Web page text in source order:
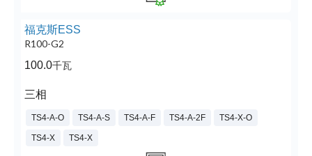
福克斯ESS
R100-G2
100.0千瓦
三相
TS4-A-O TS4-A-S TS4-A-F TS4-A-2F TS4-X-O
TS4-X TS4-X